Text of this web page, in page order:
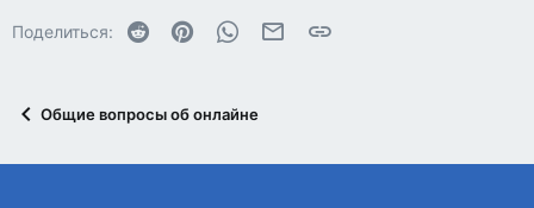
Поделиться: Reddit PinterestWhatsAppЭлектронная почта
Ссылка
Общие вопросы об онлайне